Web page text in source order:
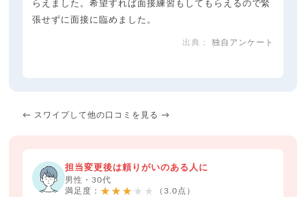
らえました。希望すれば面接練習もしてもらえるので緊
張せずに面接に臨めました。
独自アンケート
← スワイプして他の口コミを見る →
担当変更後は頼りがいのある人に
男性・30代
満足度： ★★★★★ （3.0点）